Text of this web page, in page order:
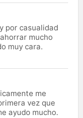
por casualidad
mucho
muy cara.
me
vez que
ayudo mucho.